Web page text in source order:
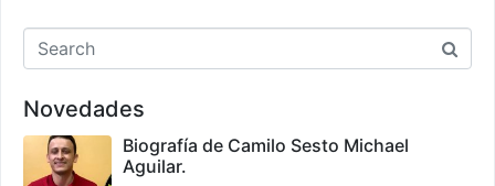
Novedades
Biografía de Camilo Sesto Michael
Aguilar.